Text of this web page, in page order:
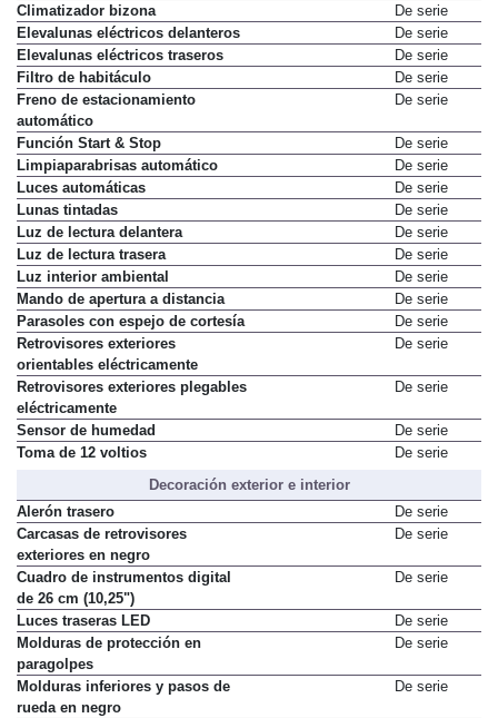
Climatizador bizona
De serie
Elevalunas eléctricos delanteros
De serie
Elevalunas eléctricos traseros
De serie
Filtro de habitáculo
De serie
Freno de estacionamiento
automático
De serie
Función Start & Stop
De serie
Limpiaparabrisas automático
De serie
Luces automáticas
De serie
Lunas tintadas
De serie
Luz de lectura delantera
De serie
Luz de lectura trasera
De serie
Luz interior ambiental
De serie
Mando de apertura a distancia
De serie
Parasoles con espejo de cortesía
De serie
Retrovisores exteriores
orientables eléctricamente
De serie
Retrovisores exteriores plegables
eléctricamente
De serie
Sensor de humedad
De serie
Toma de 12 voltios
De serie
Decoración exterior e interior
Alerón trasero
De serie
Carcasas de retrovisores
exteriores en negro
De serie
Cuadro de instrumentos digital
de 26 cm (10,25")
De serie
Luces traseras LED
De serie
Molduras de protección en
paragolpes
De serie
Molduras inferiores y pasos de
rueda en negro
De serie